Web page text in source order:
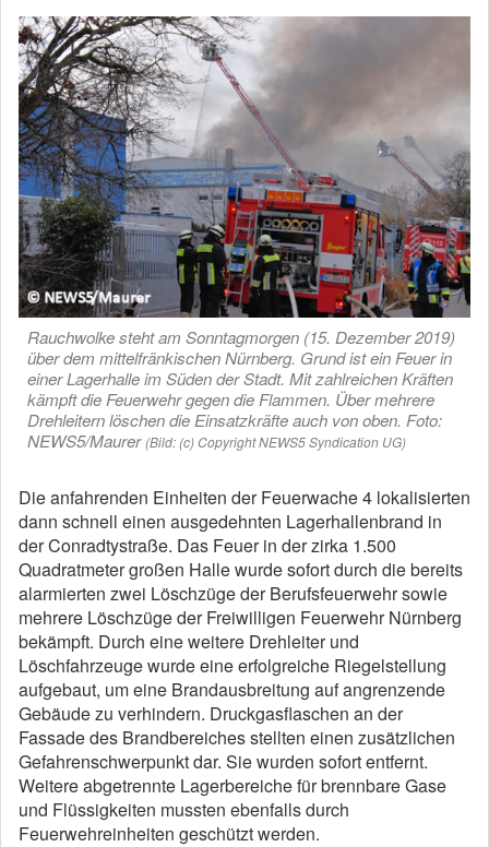
Rauchwolke steht am Sonntagmorgen (15. Dezember 2019)
über dem mittelfränkischen Nürnberg. Grund ist ein Feuer in
einer Lagerhalle im Süden der Stadt. Mit zahlreichen Kräften
kämpft die Feuerwehr gegen die Flammen. Über mehrere
Drehleitern löschen die Einsatzkräfte auch von oben. Foto:
NEWS5/Maurer (Bild: (c) Copyright NEWS5 Syndication UG)
Die anfahrenden Einheiten der Feuerwache 4 lokalisierten
dann schnell einen ausgedehnten Lagerhallenbrand in
der Conradtystraße. Das Feuer in der zirka 1.500
Quadratmeter großen Halle wurde sofort durch die bereits
alarmierten zwei Löschzüge der Berufsfeuerwehr sowie
mehrere Löschzüge der Freiwilligen Feuerwehr Nürnberg
bekämpft. Durch eine weitere Drehleiter und
Löschfahrzeuge wurde eine erfolgreiche Riegelstellung
aufgebaut, um eine Brandausbreitung auf angrenzende
Gebäude zu verhindern. Druckgasflaschen an der
Fassade des Brandbereiches stellten einen zusätzlichen
Gefahrenschwerpunkt dar. Sie wurden sofort entfernt.
Weitere abgetrennte Lagerbereiche für brennbare Gase
und Flüssigkeiten mussten ebenfalls durch
Feuerwehreinheiten geschützt werden.